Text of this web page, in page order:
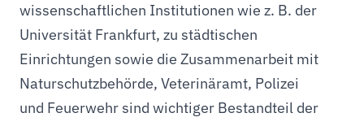
wissenschaftlichen Institutionen wie z. B. der
Universität Frankfurt, zu städtischen
Einrichtungen sowie die Zusammenarbeit mit
Naturschutzbehörde, Veterinäramt, Polizei
und Feuerwehr sind wichtiger Bestandteil der